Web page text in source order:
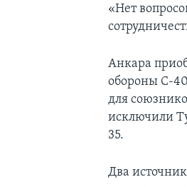
«Нет
Анкара
обороны С-
для
исключили
35.
Два